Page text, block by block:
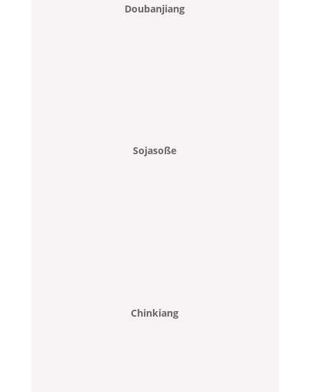
Doubanjiang
Sojasoße
Chinkiang